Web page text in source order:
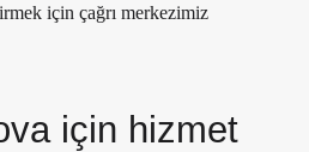
için çağrı merkezimiz
için hizmet